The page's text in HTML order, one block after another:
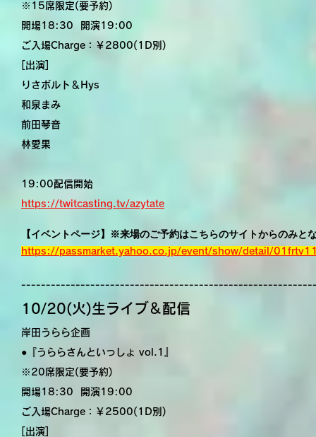
※15席限定(要予約)
開場18:30 開演19:00
ご入場Charge：￥2800(1D別)
[出演]
りさボルト＆Hys
和泉まみ
前田琴音
林愛果
19:00配信開始
https://twitcasting.tv/azytate
【イベントページ】※来場のご予約はこちらのサイトからのみと
https://passmarket.yahoo.co.jp/event/show/detail/
10/20(火)生ライブ＆配信
岸田うらら企画
●『うららさんといっしょ vol.1』
※20席限定(要予約)
開場18:30 開演19:00
ご入場Charge：￥2500(1D別)
[出演]